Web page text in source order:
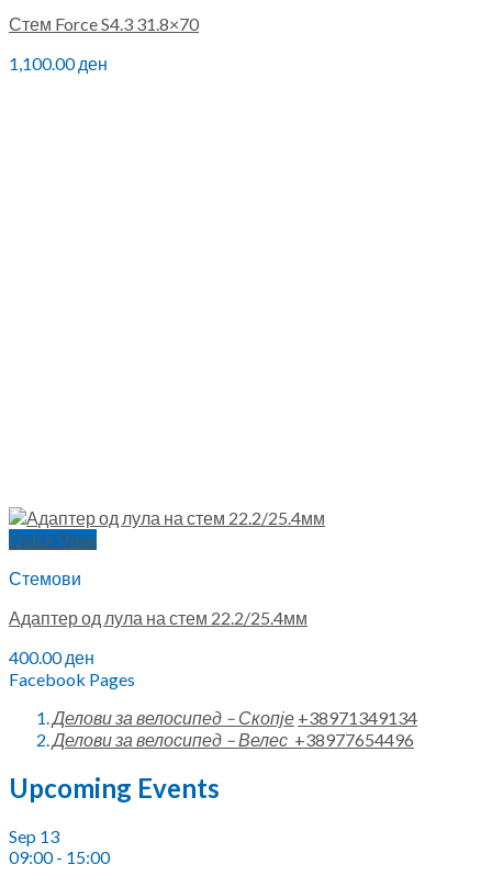
Стем Force S4.3 31.8×70
1,100.00ден
Quick View
Стемови
Адаптер од лула на стем 22.2/25.4мм
400.00ден
Facebook Pages
Делови за велосипед – Скопје +38971349134
Делови за велосипед – Велес +38977654496
Upcoming Events
Sep 13
09:00- 15:00